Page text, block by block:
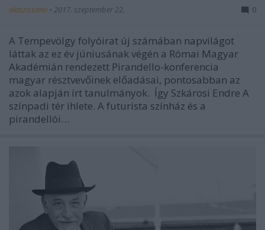
olaszissimo • 2017. szeptember 22. 0
A Tempevölgy folyóirat új számában napvilágot
láttak az ez év júniusának végén a Római Magyar
Akadémián rendezett Pirandello-konferencia
magyar résztvevőinek előadásai, pontosabban az
azok alapján írt tanulmányok. Így Szkárosi Endre A
színpadi tér ihlete. A futurista színház és a
pirandellói…